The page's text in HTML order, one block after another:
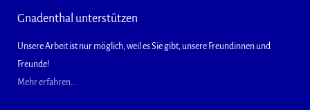
Gnadenthal unterstützen
Unsere Arbeit ist nur möglich, weil es Sie gibt, unsere Freundinnen und
Freunde!
Mehr erfahren...